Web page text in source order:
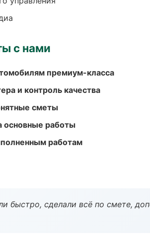
с нами
премиум-класса
и контроль качества
сметы
основные работы
работам
быстро, сделали всё по смете,